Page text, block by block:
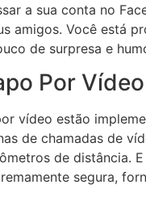
a sua conta no
amigos. Você está
de surpresa e
Por
vídeo estão
de chamadas de
de distância.
segura,